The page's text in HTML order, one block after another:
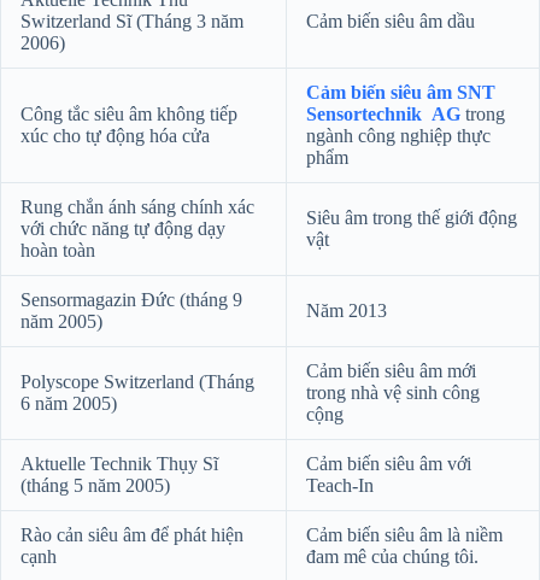
Switzerland Sĩ (Tháng 3 năm
2006)
Cảm biến siêu âm dầu
Công tắc siêu âm không tiếp
xúc cho tự động hóa cửa
Cảm biến siêu âm SNT
Sensortechnik AG trong
ngành công nghiệp thực
phẩm
Rung chắn ánh sáng chính xác
với chức năng tự động dạy
hoàn toàn
Siêu âm trong thế giới động
vật
Sensormagazin Đức (tháng 9
năm 2005)
Năm 2013
Polyscope Switzerland (Tháng
6 năm 2005)
Cảm biến siêu âm mới
trong nhà vệ sinh công
cộng
Aktuelle Technik Thụy Sĩ
(tháng 5 năm 2005)
Cảm biến siêu âm với
Teach-In
Rào cản siêu âm để phát hiện
cạnh
Cảm biến siêu âm là niềm
đam mê của chúng tôi.